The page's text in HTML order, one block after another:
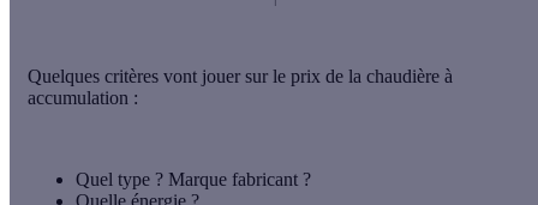
Quelques critères vont jouer sur le prix de la chaudière à
accumulation :
Quel type ? Marque fabricant ?
Quelle énergie ?